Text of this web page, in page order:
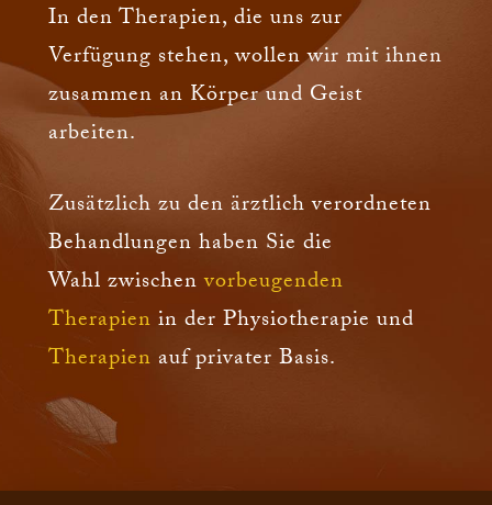
In den Therapien, die uns zur
Verfügung stehen, wollen wir mit ihnen
zusammen an Körper und Geist
arbeiten.
Zusätzlich zu den ärztlich verordneten
Behandlungen haben Sie die
Wahl zwischenvorbeugenden
Therapien in der Physiotherapie und
Therapien auf privater Basis.